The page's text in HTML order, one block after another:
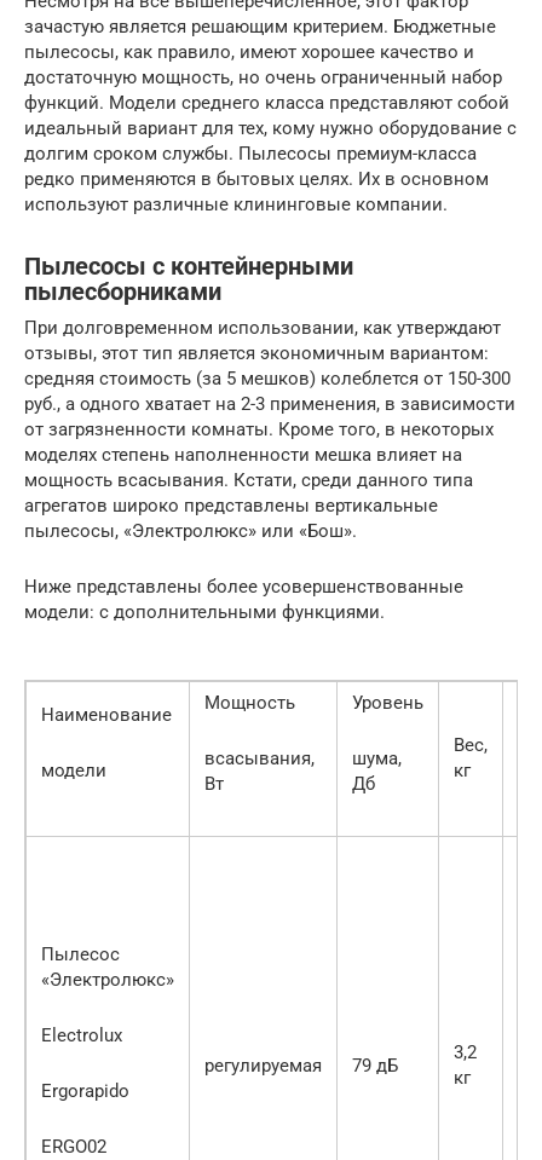
зачастую является решающим критерием. Бюджетные
пылесосы, как правило, имеют хорошее качество и
достаточную мощность, но очень ограниченный набор
функций. Модели среднего класса представляют собой
идеальный вариант для тех, кому нужно оборудование с
долгим сроком службы. Пылесосы премиум-класса
редко применяются в бытовых целях. Их в основном
используют различные клининговые компании.
Пылесосы с контейнерными
пылесборниками
При долговременном использовании, как утверждают
отзывы, этот тип является экономичным вариантом:
средняя стоимость (за 5 мешков) колеблется от 150-300
руб., а одного хватает на 2-3 применения, в зависимости
от загрязненности комнаты. Кроме того, в некоторых
моделях степень наполненности мешка влияет на
мощность всасывания. Кстати, среди данного типа
агрегатов широко представлены вертикальные
пылесосы, «Электролюкс» или «Бош».
Ниже представлены более усовершенствованные
модели: с дополнительными функциями.
Наименование
модели
Мощность
всасывания,
Вт
Уровень
шума,
Дб
Вес,
кг
Пылесос
«Электролюкс»
Electrolux
Ergorapido
ERGO02
регулируемая 79 дБ
3,2
кг